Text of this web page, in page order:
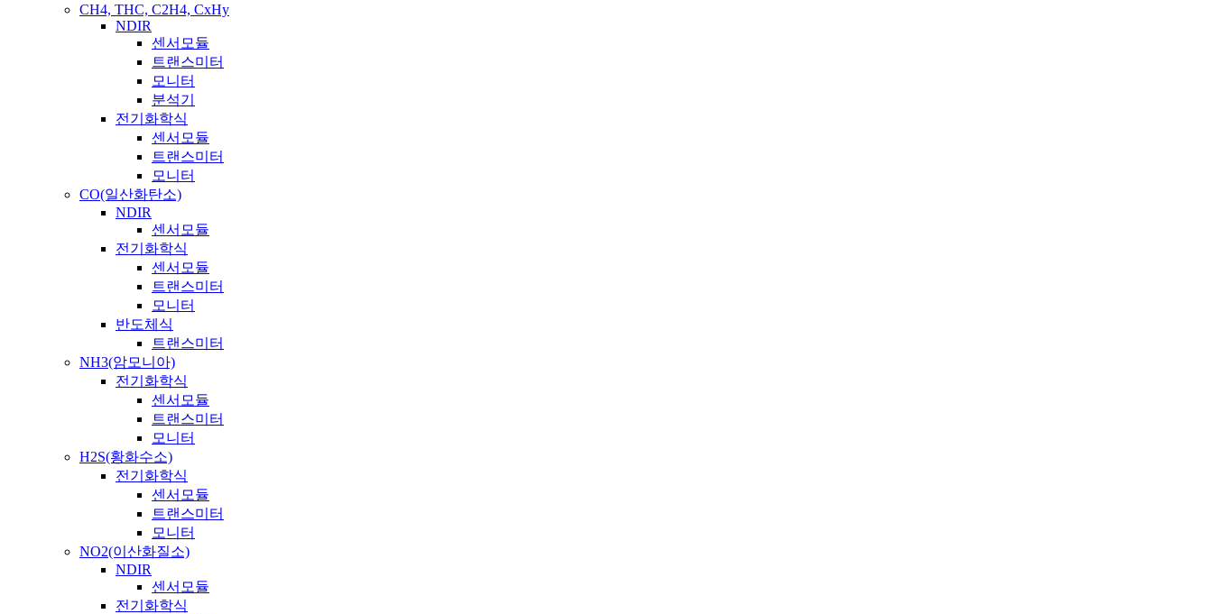
CH4, THC, C2H4, CxHy
NDIR
센서모듈
트랜스미터
모니터
분석기
전기화학식
센서모듈
트랜스미터
모니터
CO(일산화탄소)
NDIR
센서모듈
전기화학식
센서모듈
트랜스미터
모니터
반도체식
트랜스미터
NH3(암모니아)
전기화학식
센서모듈
트랜스미터
모니터
H2S(황화수소)
전기화학식
센서모듈
트랜스미터
모니터
NO2(이산화질소)
NDIR
센서모듈
전기화학식